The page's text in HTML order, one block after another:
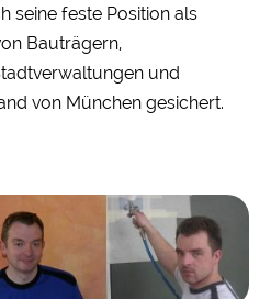
seine feste Position als
Bauträgern,
und
von München gesichert.